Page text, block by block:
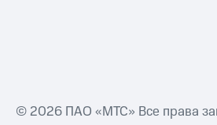
© 2026 ПАО «МТС» Все права